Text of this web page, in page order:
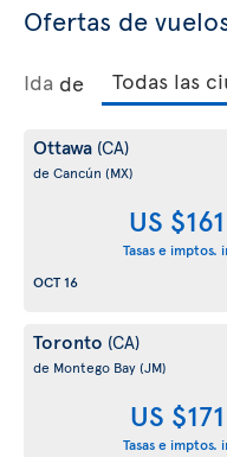
Ofertas de
Ida de
Ottawa (CA)
de Cancún (MX)
US $161
Tasas e imptos.
OCT 16
Toronto (CA)
de Montego Bay(JM)
US $171
Tasas e imptos.